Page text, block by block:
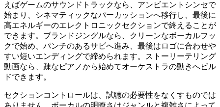
えばゲームのサウンドトラックなら、アンビエントシンセで
始まり、シネマティックなパーカッションへ移行し、最後に
高エネルギーのエレクトロニックセクションで終えることが
できます。ブランドジングルなら、クリーンなボーカルフッ
クで始め、パンチのあるサビへ進み、最後はロゴに合わせや
すい短いエンディングで締められます。ストーリーテリング
動画なら、疎なピアノから始めてオーケストラの動きへビル
ドできます。
セクションコントロールは、試聴の必要性をなくすものでは